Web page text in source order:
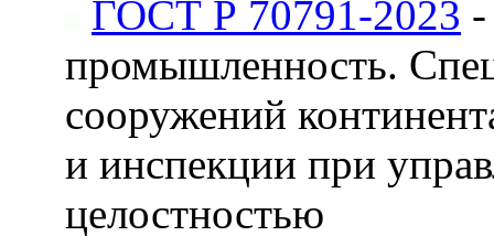
ГОСТ Р 70791-2023
промышленность.
сооружений
и инспекции при
целостностью